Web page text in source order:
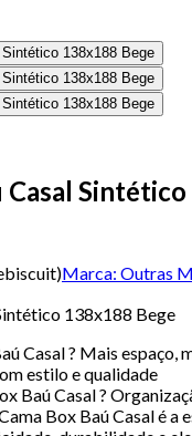
Casal
)Marca: Outras
138x188 Bege
Casal ? Mais espaço,
estilo e qualidade
Baú Casal ?
Box Baú Casal é a